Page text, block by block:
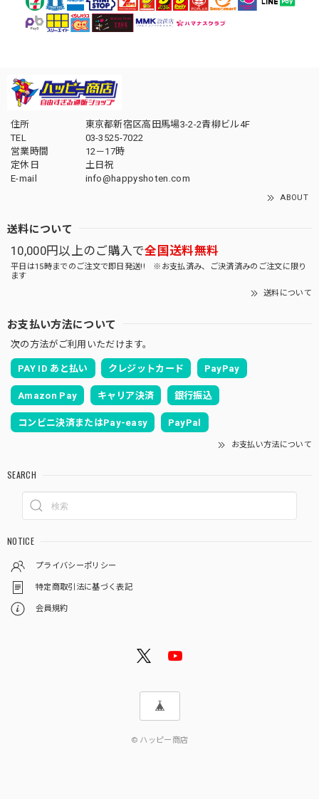
住所
東京都新宿区高田馬場3-2-2青柳ビル4F
TEL
03-3525-7022
営業時間
12－17時
定休日
土日祝
E-mail
info@happyshoten.com
ABOUT
送料について
10,000円以上のご購入で全国送料無料
平日は15時までのご注文で即日発送!! ※お支払済み、ご決済済みのご注文に限り
ます
送料について
お支払い方法について
次の方法がご利用いただけます。
PAY ID あと払い クレジットカード PayPay
Amazon Pay キャリア決済 銀行振込
コンビニ決済またはPay-easy PayPal
お支払い方法について
SEARCH
NOTICE
プライバシーポリシー
特定商取引法に基づく表記
会員規約
© ハッピー商店